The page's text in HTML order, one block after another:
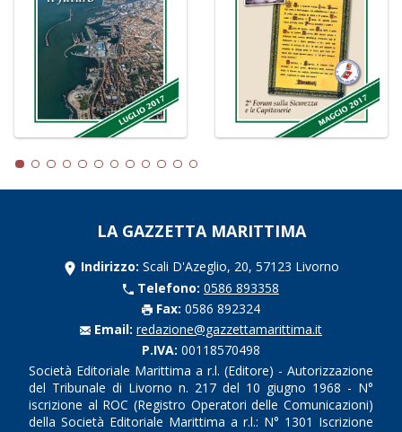
LA GAZZETTA MARITTIMA
Indirizzo: Scali D'Azeglio, 20, 57123 Livorno
Telefono: 0586 893358
Fax: 0586 892324
Email: redazione@gazzettamarittima.it
P.IVA: 00118570498
Società Editoriale Marittima a r.l. (Editore) - Autorizzazione
del Tribunale di Livorno n. 217 del 10 giugno 1968 - N°
iscrizione al ROC (Registro Operatori delle Comunicazioni)
della Società Editoriale Marittima a r.l.: N° 1301 Iscrizione